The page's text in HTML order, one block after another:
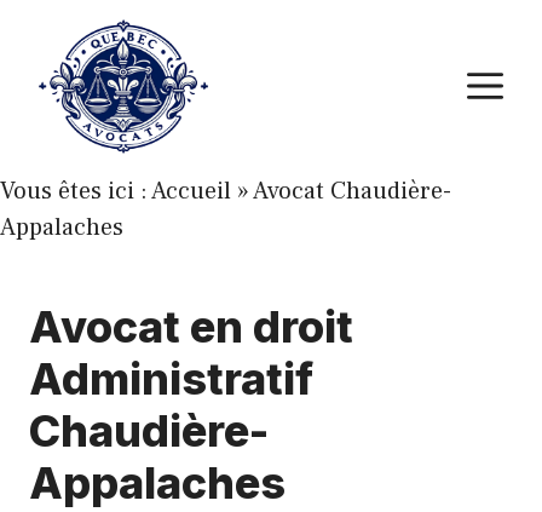
contenu
Vous êtes ici :Accueil »Avocat Chaudière-
Appalaches
Avocat en droit
Administratif
Chaudière-
Appalaches